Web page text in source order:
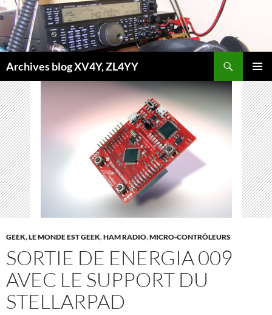
Aller
au
contenu
Archives blog XV4Y, ZL4YY
MENU
GEEK, LE MONDE EST GEEK,HAM RADIO,MICRO-CONTRÔLEURS
SORTIE DE ENERGIA 009
AVEC LE SUPPORT DU
STELLARPAD